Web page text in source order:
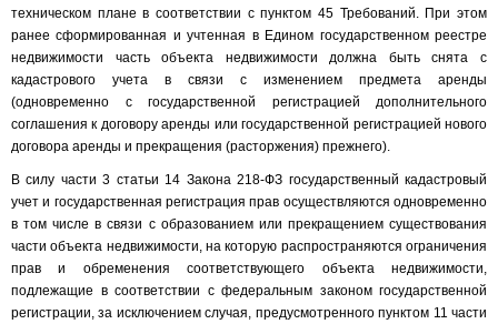
техническом плане в соответствии с пунктом 45 Требований. При этом
ранее сформированная и учтенная в Едином государственном реестре
недвижимости часть объекта недвижимости должна быть снята с
кадастрового учета в связи с изменением предмета аренды
(одновременно с государственной регистрацией дополнительного
соглашения к договору аренды или государственной регистрацией нового
договора аренды и прекращения (расторжения) прежнего).
В силу части 3 статьи 14 Закона 218-ФЗ государственный кадастровый
учет и государственная регистрация прав осуществляются одновременно
в том числе в связи с образованием или прекращением существования
части объекта недвижимости, на которую распространяются ограничения
прав и обременения соответствующего объекта недвижимости,
подлежащие в соответствии с федеральным законом государственной
регистрации, за исключением случая, предусмотренного пунктом 11 части